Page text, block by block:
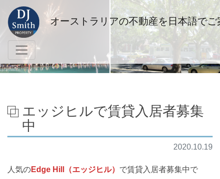
オーストラリアの不動産を日本語でご
エッジヒルで賃貸入居者募集
中
2020.10.19
人気のEdge Hill（エッジヒル） で賃貸入居者募集中で